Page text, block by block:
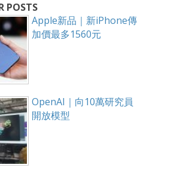
POSTS
Apple新品｜新iPhone傳
加價最多1560元
OpenAI｜向10萬研究員
開放模型